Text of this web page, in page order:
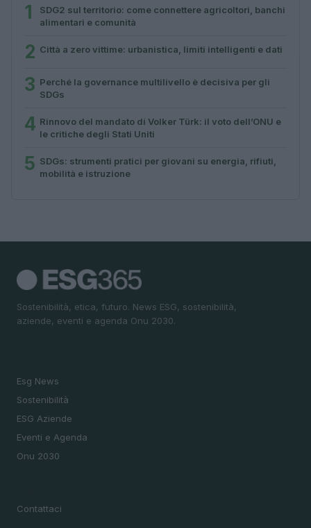
1
SDG2 sul territorio: come connettere agricoltori, banchi
alimentari e comunità
2 Città a zero vittime: urbanistica, limiti intelligenti e dati
3 Perché la governance multilivello è decisiva per gli
SDGs
4 Rinnovo del mandato di Volker Türk: il voto dell’ONU e
le critiche degli Stati Uniti
5 SDGs: strumenti pratici per giovani su energia, rifiuti,
mobilità e istruzione
Sostenibilità, etica, futuro. News ESG, sostenibilità,
aziende, eventi e agenda Onu 2030.
Esg News
Sostenibilità
ESG Aziende
Eventi e Agenda
Onu 2030
Contattaci